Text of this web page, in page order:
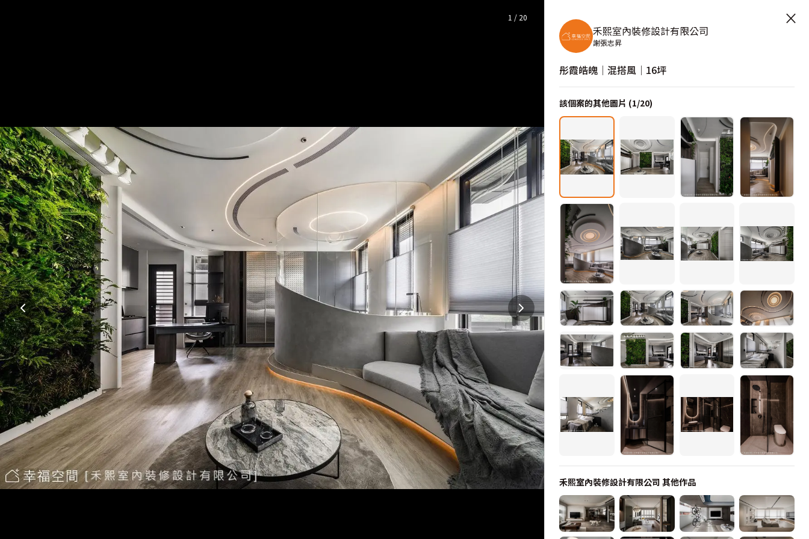
1 / 20 ×
禾熙室內裝修設計有限公司
謝張志昇
彤霞皓魄│混搭風│16坪
該個案的其他圖片 (1/20)
禾熙室內裝修設計有限公司 其他作品